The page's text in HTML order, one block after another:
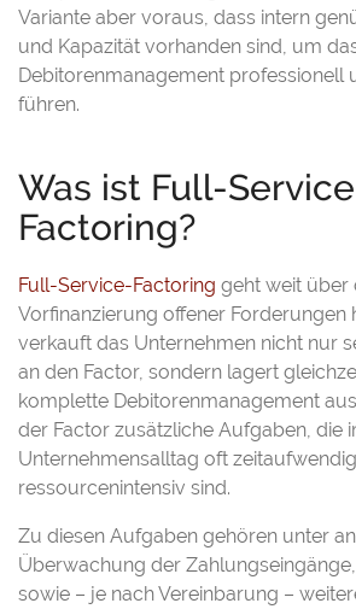
Variante aber voraus, dass intern
und Kapazität vorhanden sind, um
Debitorenmanagement professionell
führen.
Was ist Full-
Factoring?
Full-Service-Factoring geht weit über
Vorfinanzierung offener Forderungen
verkauft das Unternehmen nicht nur
an den Factor, sondern lagert
komplette Debitorenmanagement
der Factor zusätzliche Aufgaben, die
Unternehmensalltag oft
ressourcenintensiv sind.
Zu diesen Aufgaben gehören unter
Überwachung der
sowie – je nach Vereinbarung –